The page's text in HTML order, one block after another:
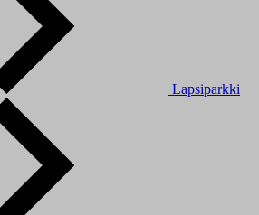
Lapsiparkki